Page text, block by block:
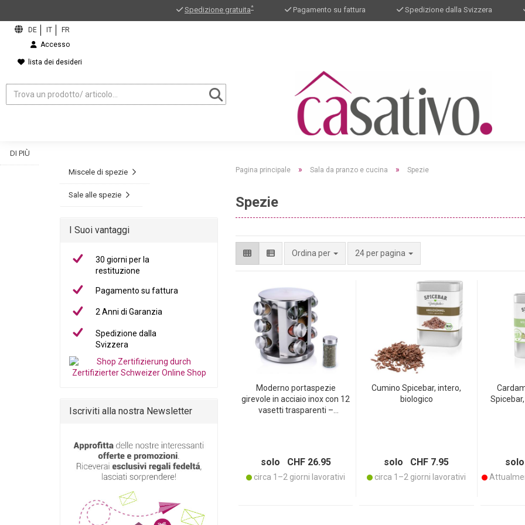
Spedizione gratuita* Pagamento su fattura Spedizione dalla Svizzera
Accesso
lista dei desideri
DI PIÙ
Pagina principale » Sala da pranzo e cucina » Spezie
Spezie
Ordina per 24 per pagina
Moderno portaspezie
girevole in acciaio inox con 12
vasetti trasparenti –
solo CHF 26.95
circa 1–2 giorni lavorativi
Cumino Spicebar, intero,
biologico
solo CHF 7.95
circa 1–2 giorni lavorativi
Miscele di spezie
Sale alle spezie
I Suoi vantaggi
30 giorni per la
restituzione
Pagamento su fattura
2 Anni di Garanzia
Spedizione dalla
Svizzera
Iscriviti alla nostra Newsletter